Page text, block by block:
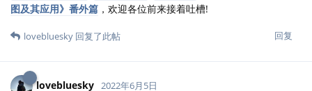
图及其应用》番外篇 ，欢迎各位前来接着吐槽!
回复
lovebluesky 回复了此帖
lovebluesky 2022年6月5日